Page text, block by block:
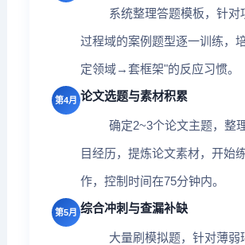
系统整理答题模板，针对
过程域的案例题型逐一训练，
定领域→套框架"的反应习惯。
第4月 论文选题与素材积累
确定2~3个论文主题，整
目经历，提炼论文素材，开始
作，控制时间在75分钟内。
第5月 综合冲刺与查漏补缺
大量刷模拟题，针对薄弱